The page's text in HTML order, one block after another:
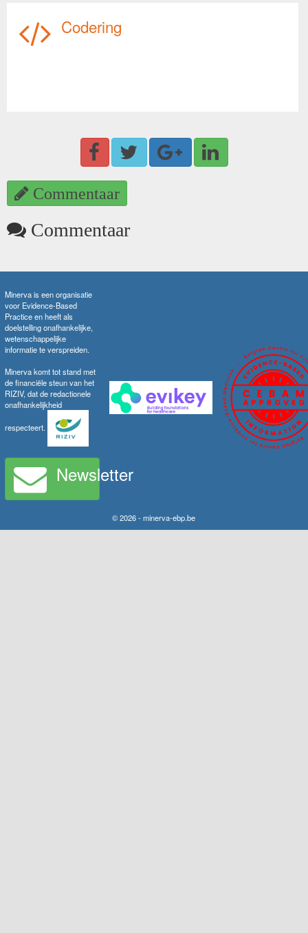
Codering
Commentaar
Commentaar
Minerva is een organisatie
voor Evidence-Based
Practice en heeft als
doelstelling onafhankelijke,
wetenschappelijke
informatie te verspreiden.
Minerva komt tot stand met
de financiële steun van het
RIZIV, dat de redactionele
onafhankelijkheid
respecteert.
Newsletter
© 2026 - minerva-ebp.be